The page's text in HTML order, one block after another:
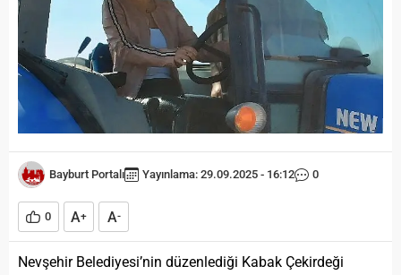
Bayburt Portalı Yayınlama: 29.09.2025 - 16:12 0
0 A+ A-
Nevşehir Belediyesi’nin düzenlediği Kabak Çekirdeği